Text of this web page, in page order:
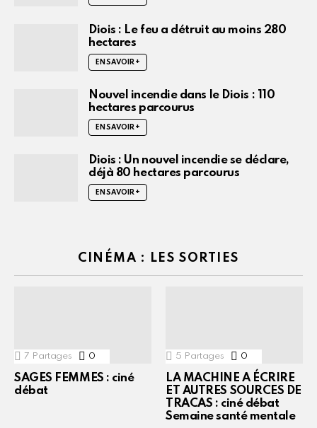
Diois : Le feu a détruit au moins 280
hectares
EN SAVOIR +
Nouvel incendie dans le Diois : 110
hectares parcourus
EN SAVOIR +
Diois : Un nouvel incendie se déclare,
déjà 80 hectares parcourus
EN SAVOIR +
CINÉMA : LES SORTIES
7 Partages 0
SAGES FEMMES : ciné
débat
5 Partages 0
LA MACHINE A ÉCRIRE
ET AUTRES SOURCES DE
TRACAS : ciné débat
Semaine santé mentale